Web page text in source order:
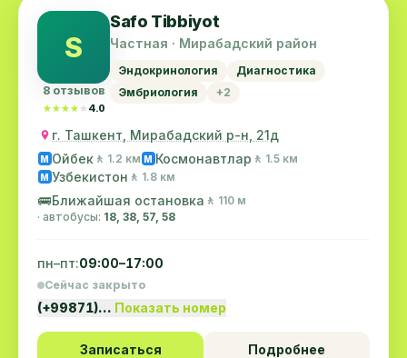
S
8 отзывов
★★★★★
★★★★★ 4.0
Safo Tibbiyot
Частная · Мирабадский район
Эндокринология
Диагностика
Эмбриология
+2
г. Ташкент, Мирабадский р-н, 21д
M Ойбек 🚶 1.2 км M Космонавтлар 🚶 1.5 км
M Узбекистон 🚶 1.8 км
🚌Ближайшая остановка 🚶 110 м
· автобусы: 18, 38, 57, 58
пн–пт:09:00–17:00
Сейчас закрыто
(+99871)… Показать номер
Записаться Подробнее